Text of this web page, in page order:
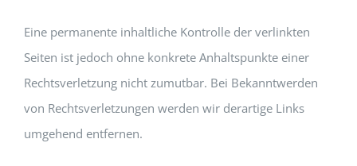
Eine permanente inhaltliche Kontrolle der verlinkten
Seiten ist jedoch ohne konkrete Anhaltspunkte einer
Rechtsverletzung nicht zumutbar. Bei Bekanntwerden
von Rechtsverletzungen werden wir derartige Links
umgehend entfernen.